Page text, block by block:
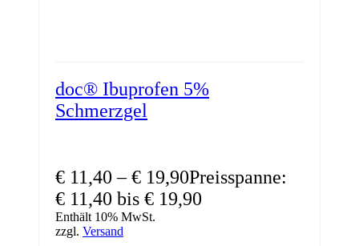
doc® Ibuprofen 5%
Schmerzgel
€ 11,40 –€ 19,90Preisspanne:
€ 11,40 bis € 19,90
Enthält 10% MwSt.
zzgl. Versand